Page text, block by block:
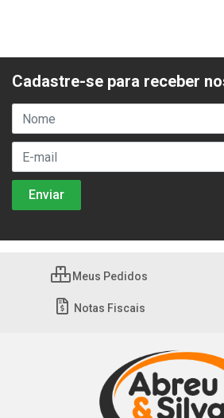
Cadastre-se para receber
Meus Pedidos
Notas Fiscais